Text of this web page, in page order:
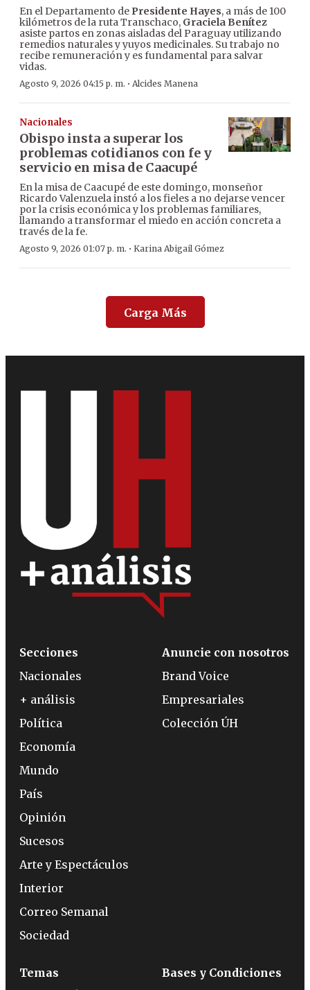
En el Departamento de Presidente Hayes, a más de 100
kilómetros de la ruta Transchaco, Graciela Benítez
asiste partos en zonas aisladas del Paraguay utilizando
remedios naturales y yuyos medicinales. Su trabajo no
recibe remuneración y es fundamental para salvar
vidas.
Agosto 9, 2026 04:15 p. m. · Alcides Manena
Nacionales
Obispo insta a superar los
problemas cotidianos con fe y
servicio en misa de Caacupé
En la misa de Caacupé de este domingo, monseñor
Ricardo Valenzuela instó a los fieles a no dejarse vencer
por la crisis económica y los problemas familiares,
llamando a transformar el miedo en acción concreta a
través de la fe.
Agosto 9, 2026 01:07 p. m. · Karina Abigail Gómez
Carga Más
Secciones
Nacionales
+ análisis
Política
Economía
Mundo
País
Opinión
Sucesos
Arte y Espectáculos
Interior
Correo Semanal
Sociedad
Anuncie con nosotros
Brand Voice
Empresariales
Colección ÚH
Temas
Bases y Condiciones